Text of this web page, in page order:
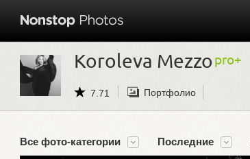
Koroleva Mezzo
7.71 Портфолио
Все фото-категории Последние